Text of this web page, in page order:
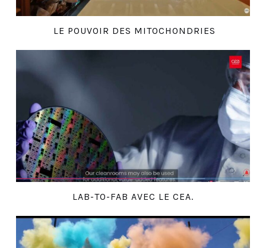
LE POUVOIR DES MITOCHONDRIES
LAB-TO-FAB AVEC LE CEA.